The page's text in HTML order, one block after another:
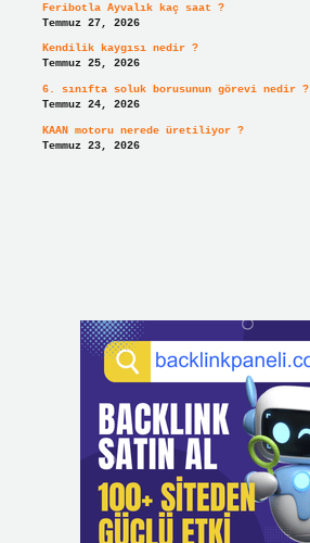
Feribotla Ayvalık kaç saat ?
Temmuz 27, 2026
Kendilik kaygısı nedir ?
Temmuz 25, 2026
6. sınıfta soluk borusunun görevi nedir ?
Temmuz 24, 2026
KAAN motoru nerede üretiliyor ?
Temmuz 23, 2026